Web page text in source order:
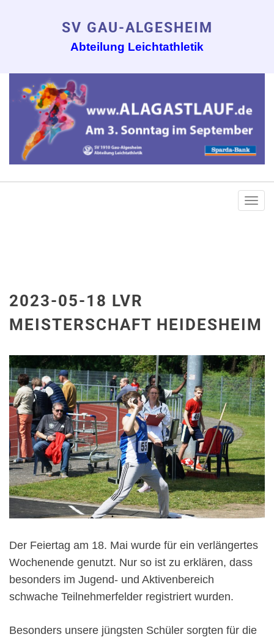
SV GAU-ALGESHEIM
Abteilung Leichtathletik
2023-05-18 LVR
MEISTERSCHAFT HEIDESHEIM
Der Feiertag am 18. Mai wurde für ein verlängertes
Wochenende genutzt. Nur so ist zu erklären, dass
besonders im Jugend- und Aktivenbereich
schwache Teilnehmerfelder registriert wurden.
Besonders unsere jüngsten Schüler sorgten für die